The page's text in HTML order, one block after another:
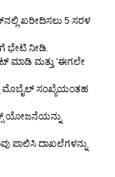
ಖರೀದಿಸಲು 5 ಸರಳ
ಭೇಟಿ ನೀಡಿ.
ಮಾಡಿ ಮತ್ತು 'ಈಗಲೇ
ಸಂಖ್ಯೆಯಂತಹ
ಯೋಜನೆಯನ್ನು
ಪಾಲಿಸಿ ದಾಖಲೆಗಳನ್ನು